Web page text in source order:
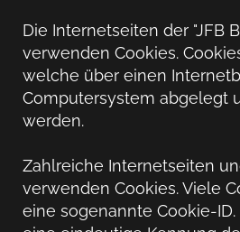
Die Internetseiten der "JFB
verwenden Cookies.
welche über einen
Computersystem abgelegt
werden.
Zahlreiche Internetseiten
verwenden Cookies. Viele
eine sogenannte Cookie-